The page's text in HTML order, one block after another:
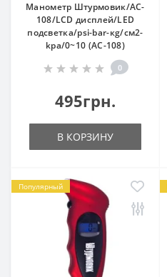
Манометр Штурмовик/AC-
108/LCD дисплей/LED
подсветка/psi-bar-кg/см2-
kpa/0~10 (AC-108)
0
495грн.
В КОРЗИНУ
Популярный